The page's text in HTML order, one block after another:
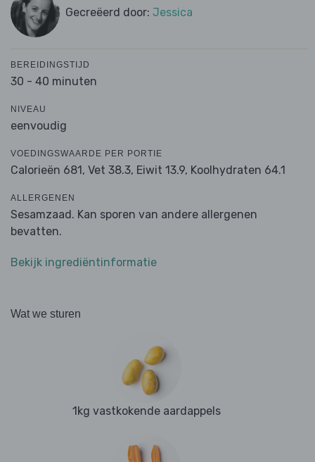
Gecreëerd door: Jessica
BEREIDINGSTIJD
30 - 40 minuten
NIVEAU
eenvoudig
VOEDINGSWAARDE PER PORTIE
Calorieën 681, Vet 38.3, Eiwit 13.9, Koolhydraten 64.1
ALLERGENEN
Sesamzaad. Kan sporen van andere allergenen
bevatten.
Bekijk ingrediëntinformatie
Wat we sturen
1kg vastkokende aardappels